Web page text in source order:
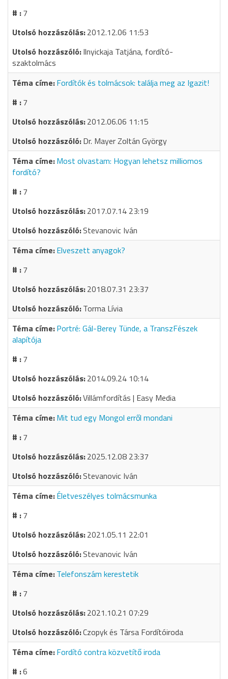
7
2012.12.06 11:53
Ilnyickaja Tatjána, fordító-
szaktolmács
Fordítók és tolmácsok: találja meg az Igazit!
7
2012.06.06 11:15
Dr. Mayer Zoltán György
Most olvastam: Hogyan lehetsz milliomos
fordító?
7
2017.07.14 23:19
Stevanovic Iván
Elveszett anyagok?
7
2018.07.31 23:37
Torma Lívia
Portré: Gál-Berey Tünde, a TranszFészek
alapítója
7
2014.09.24 10:14
Villámfordítás | Easy Media
Mit tud egy Mongol erről mondani
7
2025.12.08 23:37
Stevanovic Iván
Életveszélyes tolmácsmunka
7
2021.05.11 22:01
Stevanovic Iván
Telefonszám kerestetik
7
2021.10.21 07:29
Czopyk és Társa Fordítóiroda
Fordító contra közvetítő iroda
6